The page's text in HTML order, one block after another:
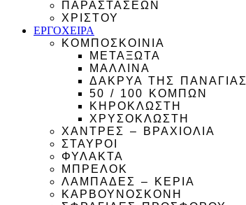
ΠΑΡΑΣΤΑΣΕΩΝ
ΧΡΙΣΤΟΥ
ΕΡΓΟΧΕΙΡΑ
ΚΟΜΠΟΣΚΟΙΝΙΑ
ΜΕΤΑΞΩΤΑ
ΜΑΛΛΙΝΑ
ΔΑΚΡΥΑ ΤΗΣ ΠΑΝΑΓΙΑΣ
50 / 100 ΚΟΜΠΩΝ
ΚΗΡΟΚΛΩΣΤΗ
ΧΡΥΣΟΚΛΩΣΤΗ
ΧΑΝΤΡΕΣ – ΒΡΑΧΙΟΛΙΑ
ΣΤΑΥΡΟΙ
ΦΥΛΑΚΤΑ
ΜΠΡΕΛΟΚ
ΛΑΜΠΑΔΕΣ – ΚΕΡΙΑ
ΚΑΡΒΟΥΝΟΣΚΟΝΗ